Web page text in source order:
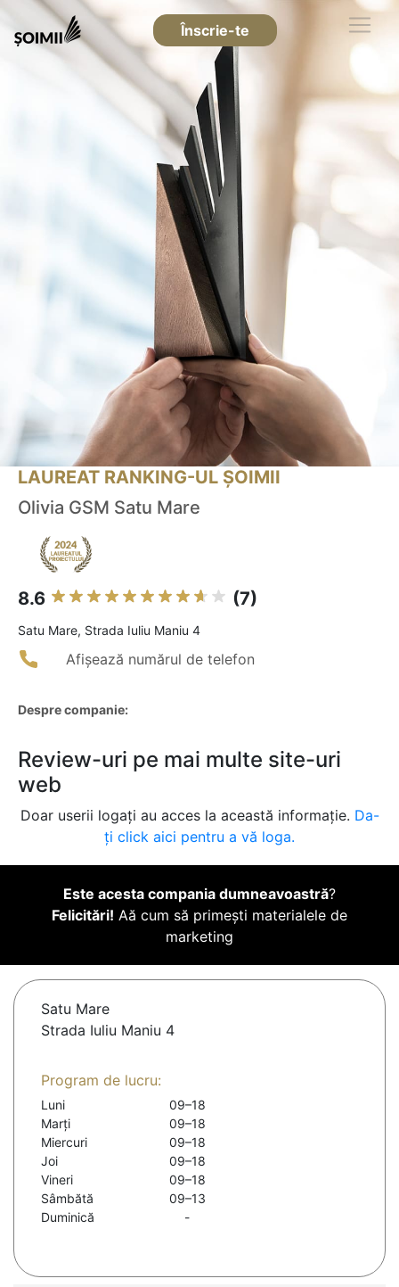
Înscrie-te
LAUREAT RANKING-UL ȘOIMII
Olivia GSM Satu Mare
8.6 (7)
Satu Mare, Strada Iuliu Maniu 4
Afișează numărul de telefon
Despre companie:
Review-uri pe mai multe site-uri
web
Doar userii logați au acces la această informație. Da-
ți click aici pentru a vă loga.
Este acesta compania dumneavoastră?
Felicitări! Aă cum să primești materialele de
marketing
Satu Mare
Strada Iuliu Maniu 4
Program de lucru:
Luni
09–18
Marți
09–18
Miercuri
09–18
Joi
09–18
Vineri
09–18
Sâmbătă
09–13
Duminică
-